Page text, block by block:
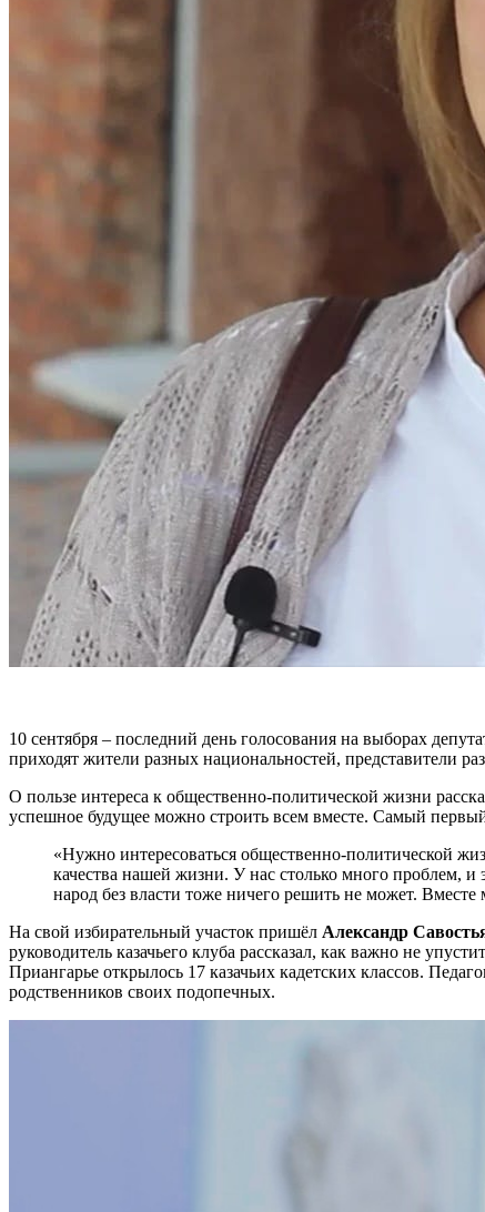
10 сентября – последний день голосования на выборах
приходят жители разных национальностей, представители
О пользе интереса к общественно-политической жизни
успешное будущее можно строить всем вместе. Самый
«Нужно интересоваться общественно-политической
качества нашей жизни. У нас столько много проблем,
народ без власти тоже ничего решить не может.
На свой избирательный участок пришёл Александр
руководитель казачьего клуба рассказал, как важно не
Приангарье открылось 17 казачьих кадетских классов.
родственников своих подопечных.